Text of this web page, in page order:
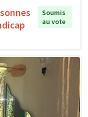
Soumis
au vote